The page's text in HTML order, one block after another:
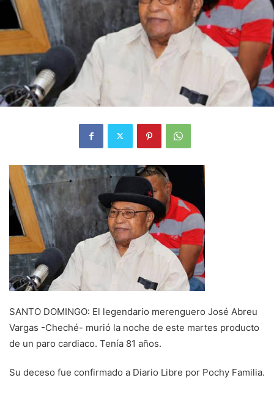
SANTO DOMINGO: El legendario merenguero José Abreu
Vargas -Cheché- murió la noche de este martes producto
de un paro cardiaco. Tenía 81 años.
Su deceso fue confirmado a Diario Libre por Pochy Familia.